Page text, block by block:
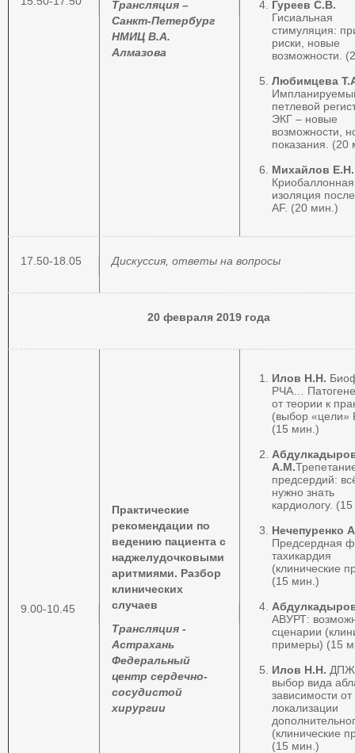
Трансляция –
Санкт-Петербург
НМИЦ В.А.
Алмазова
Гуреев С.В.
Гисиальная
стимуляция:
риски, новые
возможности.
Любимцева
петлевой
ЭКГ – новые
возможности,
показания. (20
Михайлов Е.Н.
Криобаллонная
изоляция
AF. (20 мин.)
17.50-18.05 Дискуссия, ответы на вопросы
20 февраля 2019 года
9.00-10.45
Практические
рекомендации по
ведению пациента с
наджелудочковыми
аритмиями. Разбор
клинических
случаев
Трансляция -
Астрахань
Федеральный
центр сердечно-
сосудистой
хирургии
Илов Н.Н.
РЧА…
от теории к
(выбор «цели»
(15 мин.)
А.М.
предсердий:
нужно знать
кардиологу.
Нечепуренко
Предсердная
тахикардия
(клинические
(15 мин.)
АВУРТ:
сценарии
примеры) (15
Илов Н.Н.
выбор вида
зависимости от
локализации
(клинические
(15 мин.)